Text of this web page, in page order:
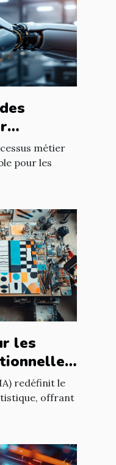
métier
pour les
les
redéfinit le
offrant